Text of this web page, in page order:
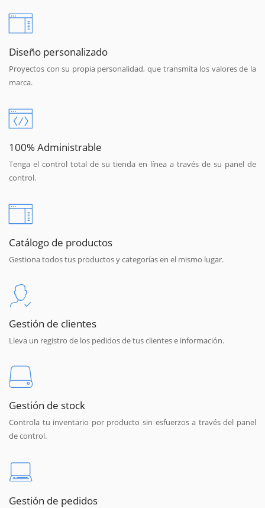
Diseño personalizado
Proyectos con su propia personalidad, que transmita los valores de la
marca.
100% Administrable
Tenga el control total de su tienda en línea a través de su panel de
control.
Catálogo de productos
Gestiona todos tus productos y categorías en el mismo lugar.
Gestión de clientes
Lleva un registro de los pedidos de tus clientes e información.
Gestión de stock
Controla tu inventario por producto sin esfuerzos a través del panel
de control.
Gestión de pedidos